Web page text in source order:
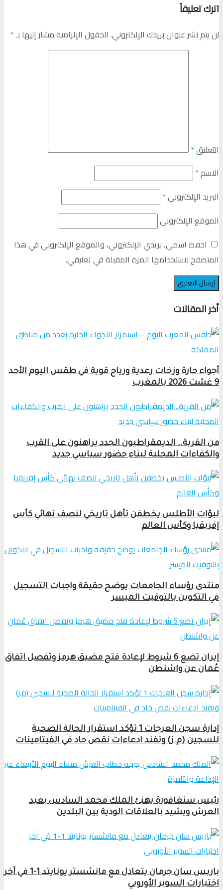
اترك تعليقاً
لن يتم نشر عنوان بريدك الإلكتروني. الحقول الإلزامية مشار إليها بـ*
التعليق*
الاسم*
البريد الإلكتروني*
الموقع الإلكتروني
احفظ اسمي، بريدي الإلكتروني، والموقع الإلكتروني في هذا
المتصفح لاستخدامها المرة المقبلة في تعليقي.
أخر المقالات
أجواء حارة وزخات رعدية ورياح قوية في طقس اليوم الأحد
9 غشت 2026 بالمغرب
من القرية.. الديمقراطيون الجدد يراهنون على القرب
والكفاءات المحلية لبناء حضور سياسي جديد
لبؤات الأطلس يخطفن تأهل تاريخي لنصف نهائي كأس
إفريقيا وكأس العالم
منتدى رؤساء الجامعات يوضح حقيقة واجبات التسجيل
في التكوين بالتوقيت الميسر
إيران تضع 6 شروط لإعادة فتح مضيق هرمز وتفصل اتفاق
عُمان عن واشنطن
إدارة سجن العرجات 1 تؤكد استقرار الحالة الصحية
للسجين (م.ز) وتفند ادعاءات نقص حاد في الفيتامينات
رئيس سنغافورة يهنئ الملك محمد السادس بعيد
العرش ويشيد بالعلاقات الودية بين البلدين
باريس سان جرمان يتعادل مع مانشستر يونايتد 1-1 في آخر
اختبارات السوبر الأوروبي